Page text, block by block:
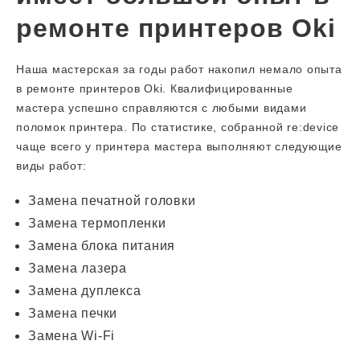
ремонте принтеров Oki
Наша мастерская за годы работ накопил немало опыта
в ремонте принтеров Oki. Квалифицированные
мастера успешно справляются с любыми видами
поломок принтера. По статистике, собранной re:device
чаще всего у принтера мастера выполняют следующие
виды работ:
Замена печатной головки
Замена термопленки
Замена блока питания
Замена лазера
Замена дуплекса
Замена печки
Замена Wi-Fi